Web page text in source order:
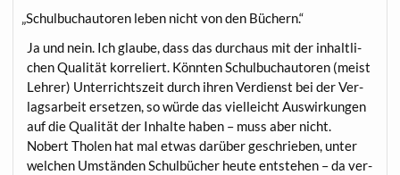
Schul­buch­au­to­ren leben nicht von den Büchern.“
Ja und nein. Ich glau­be, dass das durch­aus mit der inhalt­li­
chen Qua­li­tät kor­re­liert. Könn­ten Schul­buch­au­to­ren (meist
Leh­rer) Unter­richts­zeit durch ihren Ver­dienst bei der Ver­
lags­ar­beit erset­zen, so wür­de das viel­leicht Aus­wir­kun­gen
auf die Qua­li­tät der Inhal­te haben – muss aber nicht.
Nobert Tho­len hat mal etwas dar­über geschrie­ben, unter
wel­chen Umstän­den Schul­bü­cher heu­te ent­ste­hen – da ver­